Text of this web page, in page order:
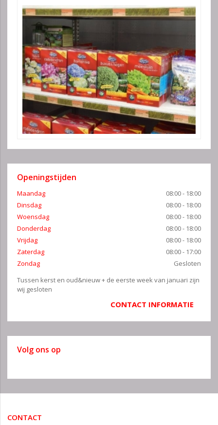
Openingstijden
Maandag
08:00 - 18:00
Dinsdag
08:00 - 18:00
Woensdag
08:00 - 18:00
Donderdag
08:00 - 18:00
Vrijdag
08:00 - 18:00
Zaterdag
08:00 - 17:00
Zondag
Gesloten
Tussen kerst en oud&nieuw + de eerste week van januari zijn
wij gesloten
CONTACT INFORMATIE
Volg ons op
CONTACT